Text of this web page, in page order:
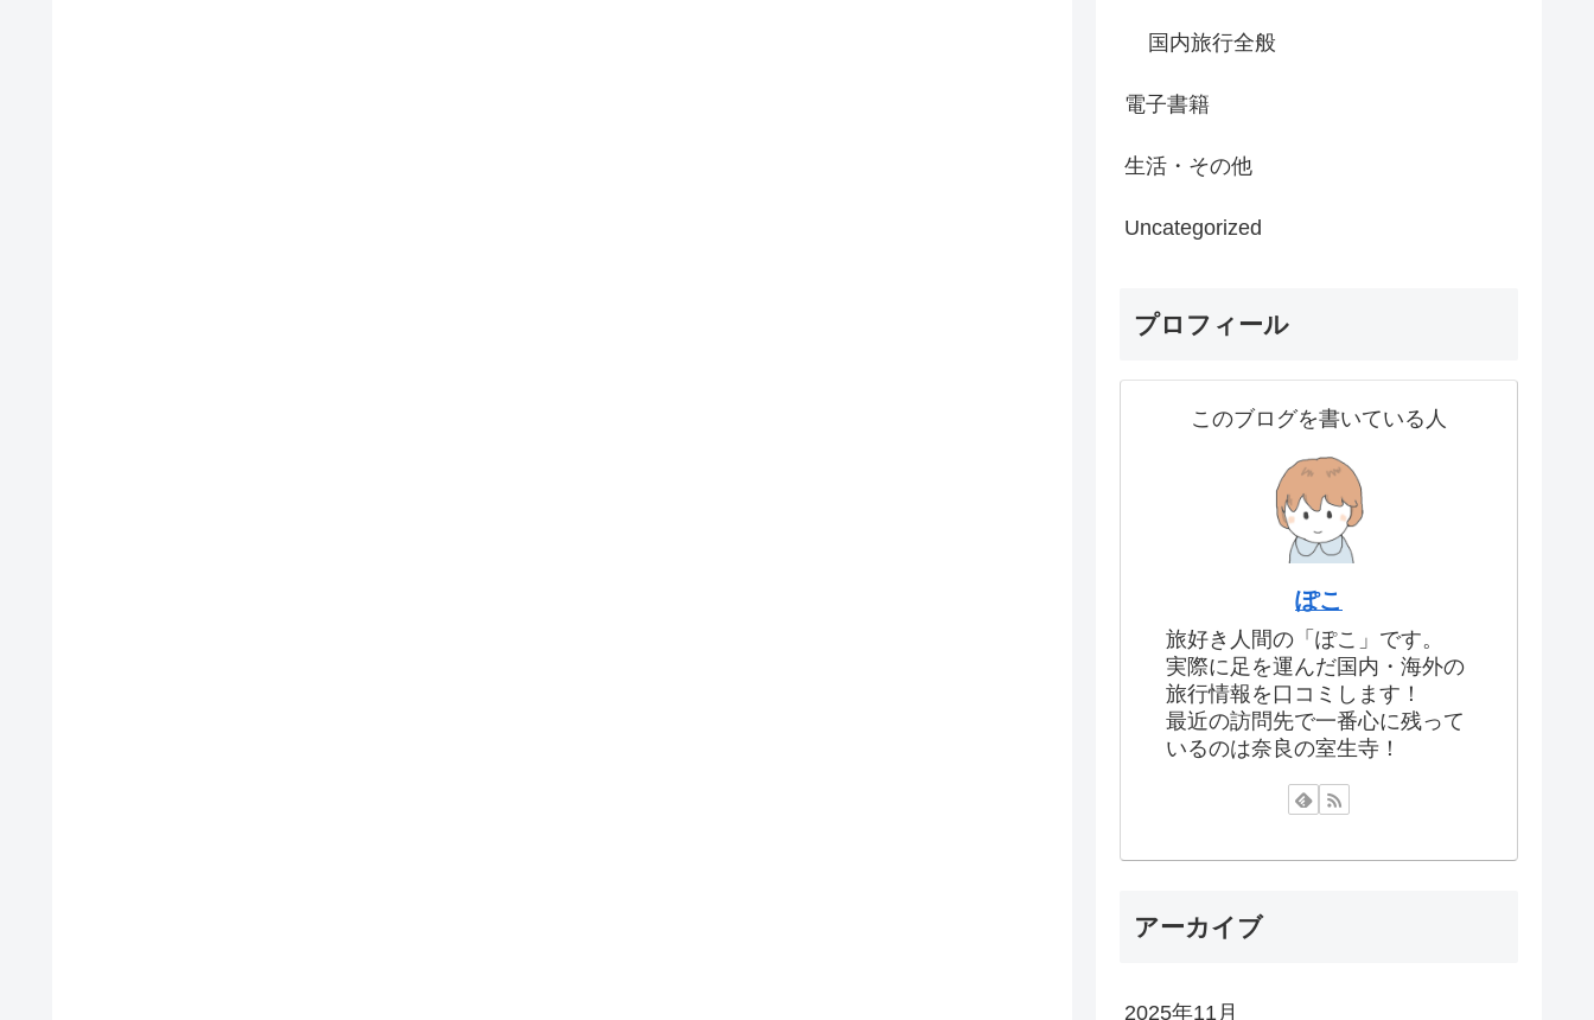
国内旅行全般
電子書籍
生活・その他
Uncategorized
プロフィール
このブログを書いている人
ぽこ
旅好き人間の「ぽこ」です。
実際に足を運んだ国内・海外の
旅行情報を口コミします！
最近の訪問先で一番心に残って
いるのは奈良の室生寺！
アーカイブ
2025年11月